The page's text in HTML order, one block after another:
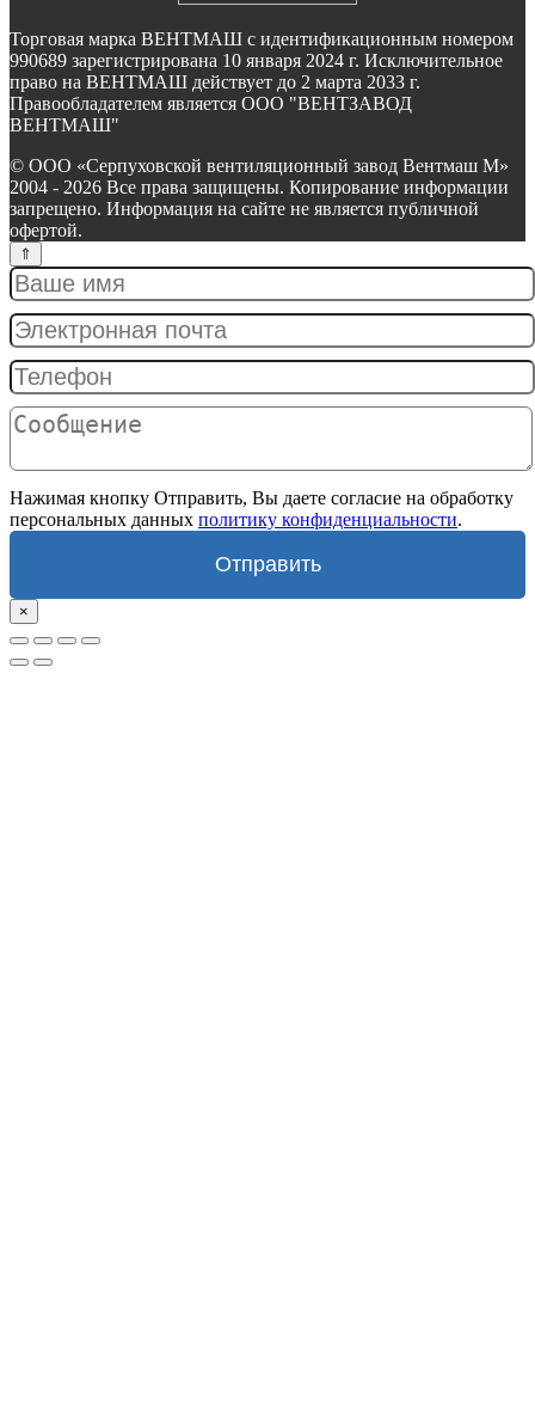
Торговая марка ВЕНТМАШ с идентификационным номером
990689 зарегистрирована 10 января 2024 г. Исключительное
право на ВЕНТМАШ действует до 2 марта 2033 г.
Правообладателем является ООО "ВЕНТЗАВОД
ВЕНТМАШ"
© ООО «Серпуховской вентиляционный завод Вентмаш М»
2004 - 2026 Все права защищены. Копирование информации
запрещено. Информация на сайте не является публичной
офертой.
Нажимая кнопку Отправить, Вы даете согласие на обработку
персональных данных политику конфиденциальности.
Отправить
×